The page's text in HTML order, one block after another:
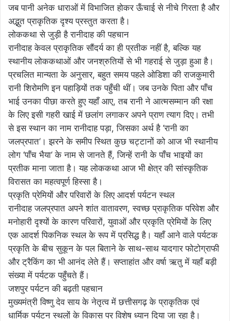
जब पानी अनेक धाराओं में विभाजित होकर ऊँचाई से नीचे गिरता है और
अद्भुत प्राकृतिक दृश्य प्रस्तुत करता है।
लोककथा से जुड़ी है रानीदाह की पहचान
रानीदाह केवल प्राकृतिक सौंदर्य का ही प्रतीक नहीं है, बल्कि यह
स्थानीय लोककथाओं और जनश्रुतियों से भी गहराई से जुड़ा हुआ है।
प्रचलित मान्यता के अनुसार, बहुत समय पहले ओडिशा की राजकुमारी
रानी शिरोमणि इन पहाड़ियों तक पहुँची थीं। जब उनके पिता और पाँच
भाई उनका पीछा करते हुए यहाँ आए, तब रानी ने आत्मसम्मान की रक्षा
के लिए इसी गहरी खाई में छलांग लगाकर अपने प्राण त्याग दिए। तभी
से इस स्थान का नाम रानीदाह पड़ा, जिसका अर्थ है ‘रानी का
जलप्रपात‘। झरने के समीप स्थित कुछ चट्टानों को आज भी स्थानीय
लोग ‘पाँच भैया‘ के नाम से जानते हैं, जिन्हें रानी के पाँच भाइयों का
प्रतीक माना जाता है। यह लोककथा आज भी क्षेत्र की सांस्कृतिक
विरासत का महत्वपूर्ण हिस्सा है।
प्रकृति प्रेमियों और परिवारों के लिए आदर्श पर्यटन स्थल
रानीदाह जलप्रपात अपने शांत वातावरण, स्वच्छ प्राकृतिक परिवेश और
मनोहारी दृश्यों के कारण परिवारों, युवाओं और प्रकृति प्रेमियों के लिए
एक आदर्श पिकनिक स्थल के रूप में प्रसिद्ध है। यहाँ आने वाले पर्यटक
प्रकृति के बीच सुकून के पल बिताने के साथ-साथ यादगार फोटोग्राफी
और ट्रैकिंग का भी आनंद लेते हैं। सप्ताहांत और वर्षा ऋतु में यहाँ बड़ी
संख्या में पर्यटक पहुँचते हैं।
जशपुर पर्यटन की बढ़ती पहचान
मुख्यमंत्री विष्णु देव साय के नेतृत्व में छत्तीसगढ़ के प्राकृतिक एवं
धार्मिक पर्यटन स्थलों के विकास पर विशेष ध्यान दिया जा रहा है।